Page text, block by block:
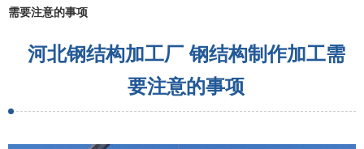
需要注意的事项
河北钢结构加工厂 钢结构制作加工需
要注意的事项